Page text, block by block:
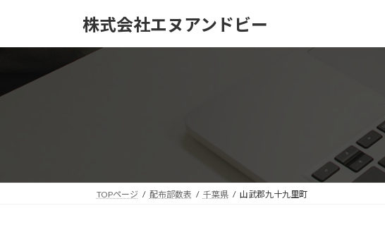
へ
ョ
株式会社エヌアンドビー
TOPページ 配布部数表 千葉県 山武郡九十九里町